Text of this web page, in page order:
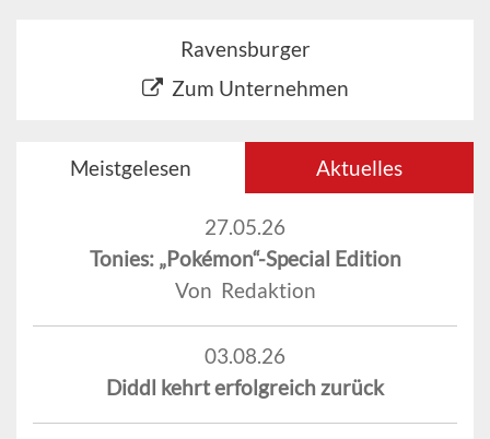
Ravensburger
Zum Unternehmen
Meistgelesen Aktuelles
27.05.26
Tonies: „Pokémon“-Special Edition
Von Redaktion
03.08.26
Diddl kehrt erfolgreich zurück